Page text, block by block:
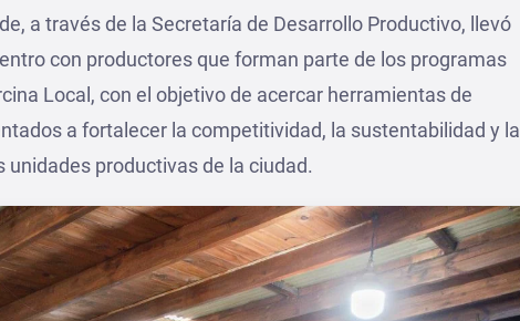
a través de la Secretaría de Desarrollo Productivo, llevó
con productores que forman parte de los programas
Local, con el objetivo de acercar herramientas de
a fortalecer la competitividad, la sustentabilidad y la
unidades productivas de la ciudad.